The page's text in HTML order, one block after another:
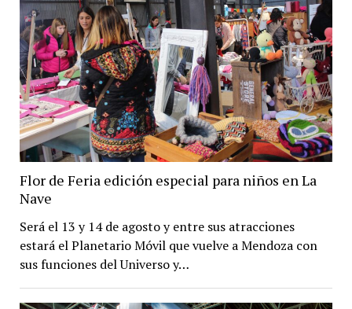
Flor de Feria edición especial para niños en La
Nave
Será el 13 y 14 de agosto y entre sus atracciones
estará el Planetario Móvil que vuelve a Mendoza con
sus funciones del Universo y…